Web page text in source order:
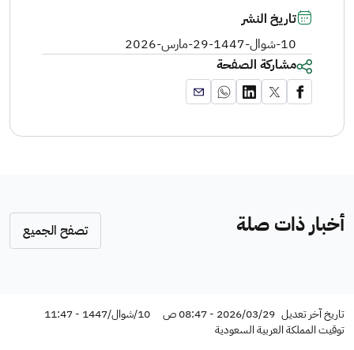
تاريخ النشر
10-شوال-1447
-29-مارس-2026
مشاركة الصفحة
أخبار ذات صلة تصفح الجميع
تاريخ آخر تعديل 2026/03/29 - 08:47 ص
10/شوال/1447 - 11:47
توقيت المملكة العربية السعودية